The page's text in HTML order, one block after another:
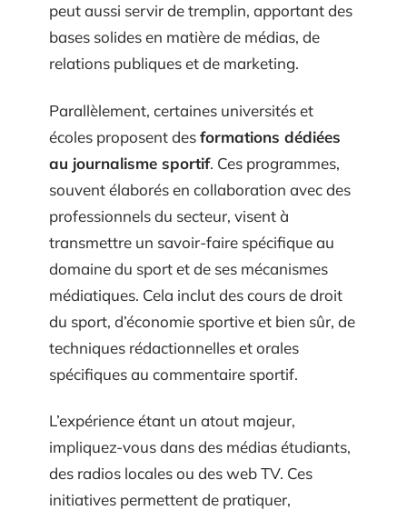
peut aussi servir de tremplin, apportant des
bases solides en matière de médias, de
relations publiques et de marketing.
Parallèlement, certaines universités et
écoles proposent desformations dédiées
au journalisme sportif. Ces programmes,
souvent élaborés en collaboration avec des
professionnels du secteur, visent à
transmettre un savoir-faire spécifique au
domaine du sport et de ses mécanismes
médiatiques. Cela inclut des cours de droit
du sport, d’économie sportive et bien sûr, de
techniques rédactionnelles et orales
spécifiques au commentaire sportif.
L’expérience étant un atout majeur,
impliquez-vous dans des médias étudiants,
des radios locales ou des web TV. Ces
initiatives permettent de pratiquer,